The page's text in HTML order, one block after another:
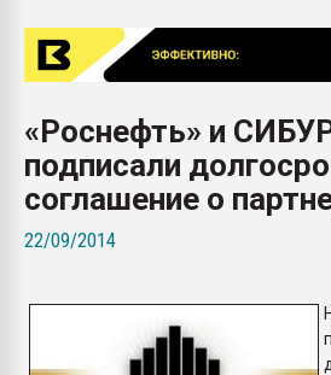
«Роснефть» и
подписали
соглашение о
22/09/2014